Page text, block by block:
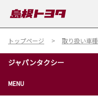
トップページ 取り扱い車種
ジャパンタクシー
MENU